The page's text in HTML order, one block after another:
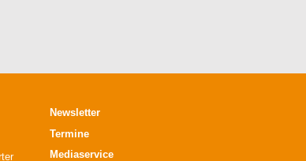
Newsletter
Termine
Mediaservice